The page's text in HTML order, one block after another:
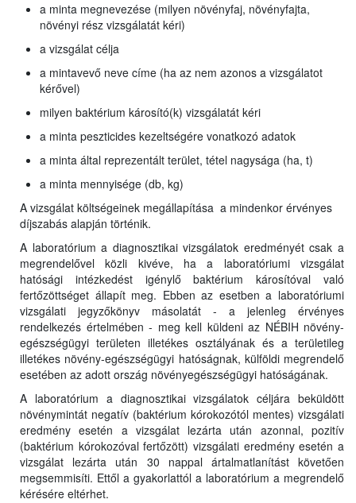
a minta megnevezése (milyen növényfaj, növényfajta,
növényi rész vizsgálatát kéri)
a vizsgálat célja
a mintavevő neve címe (ha az nem azonos a vizsgálatot
kérővel)
milyen baktérium károsító(k) vizsgálatát kéri
a minta peszticides kezeltségére vonatkozó adatok
a minta által reprezentált terület, tétel nagysága (ha, t)
a minta mennyisége (db, kg)
A vizsgálat költségeinek megállapítása a mindenkor érvényes
díjszabás alapján történik.
A laboratórium a diagnosztikai vizsgálatok eredményét csak a
megrendelővel közli kivéve, ha a laboratóriumi vizsgálat
hatósági intézkedést igénylő baktérium károsítóval való
fertőzöttséget állapít meg. Ebben az esetben a laboratóriumi
vizsgálati jegyzőkönyv másolatát - a jelenleg érvényes
rendelkezés értelmében - meg kell küldeni az NÉBIH növény-
egészségügyi területen illetékes osztályának és a területileg
illetékes növény-egészségügyi hatóságnak, külföldi megrendelő
esetében az adott ország növényegészségügyi hatóságának.
A laboratórium a diagnosztikai vizsgálatok céljára beküldött
növénymintát negatív (baktérium kórokozótól mentes) vizsgálati
eredmény esetén a vizsgálat lezárta után azonnal, pozitív
(baktérium kórokozóval fertőzött) vizsgálati eredmény esetén a
vizsgálat lezárta után 30 nappal ártalmatlanítást követően
megsemmisíti. Ettől a gyakorlattól a laboratórium a megrendelő
kérésére eltérhet.